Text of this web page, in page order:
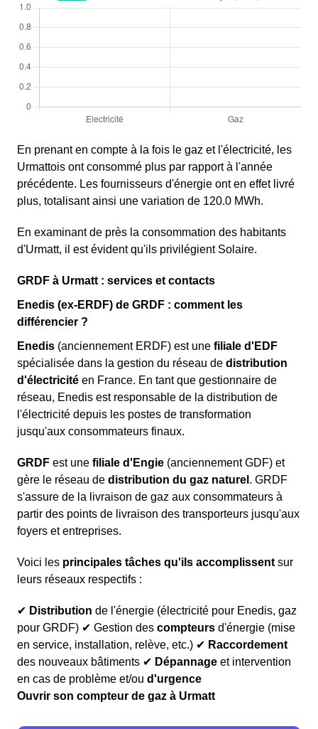
En prenant en compte à la fois le gaz et l'électricité, les
Urmattois ont consommé plus par rapport à l'année
précédente. Les fournisseurs d'énergie ont en effet livré
plus, totalisant ainsi une variation de 120.0 MWh.
En examinant de près la consommation des habitants
d'Urmatt, il est évident qu'ils privilégient Solaire.
GRDF à Urmatt : services et contacts
Enedis (ex-ERDF) de GRDF : comment les
différencier ?
Enedis (anciennement ERDF) est une filiale d'EDF
spécialisée dans la gestion du réseau de distribution
d'électricité en France. En tant que gestionnaire de
réseau, Enedis est responsable de la distribution de
l'électricité depuis les postes de transformation
jusqu'aux consommateurs finaux.
GRDF est une filiale d'Engie (anciennement GDF) et
gère le réseau de distribution du gaz naturel . GRDF
s'assure de la livraison de gaz aux consommateurs à
partir des points de livraison des transporteurs jusqu'aux
foyers et entreprises.
Voici les principales tâches qu'ils accomplissent sur
leurs réseaux respectifs :
✔ Distribution de l'énergie (électricité pour Enedis, gaz
pour GRDF) ✔ Gestion des compteurs d'énergie (mise
en service, installation, relève, etc.) ✔ Raccordement
des nouveaux bâtiments ✔ Dépannage et intervention
en cas de problème et/ou d'urgence
Ouvrir son compteur de gaz à Urmatt